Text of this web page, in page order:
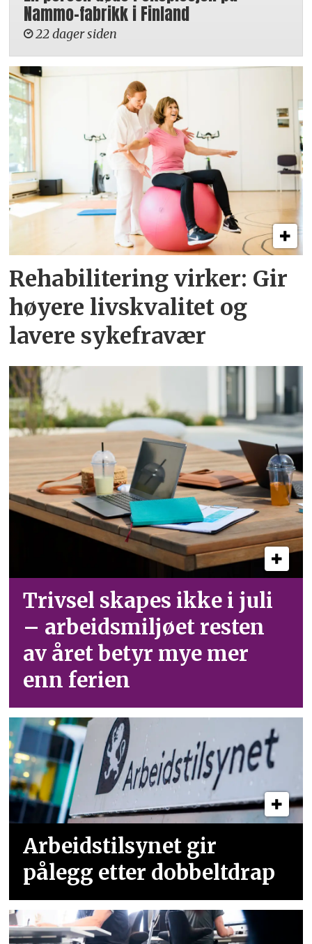
Nammo-fabrikk i Finland
22 dager siden
Rehabilitering virker: Gir
høyere livskvalitet og
lavere sykefravær
Trivsel skapes ikke i juli
– arbeid­smiljøet resten
av året betyr mye mer
enn ferien
Arbeidstilsynet gir
pålegg etter dobbeltdrap